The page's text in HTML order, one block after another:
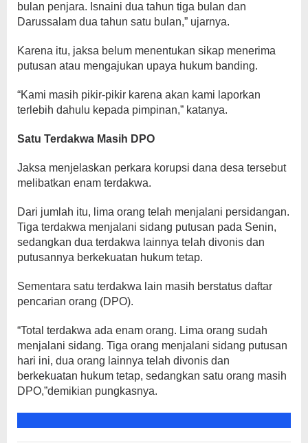
bulan penjara. Isnaini dua tahun tiga bulan dan
Darussalam dua tahun satu bulan,” ujarnya.
Karena itu, jaksa belum menentukan sikap menerima
putusan atau mengajukan upaya hukum banding.
“Kami masih pikir-pikir karena akan kami laporkan
terlebih dahulu kepada pimpinan,” katanya.
Satu Terdakwa Masih DPO
Jaksa menjelaskan perkara korupsi dana desa tersebut
melibatkan enam terdakwa.
Dari jumlah itu, lima orang telah menjalani persidangan.
Tiga terdakwa menjalani sidang putusan pada Senin,
sedangkan dua terdakwa lainnya telah divonis dan
putusannya berkekuatan hukum tetap.
Sementara satu terdakwa lain masih berstatus daftar
pencarian orang (DPO).
“Total terdakwa ada enam orang. Lima orang sudah
menjalani sidang. Tiga orang menjalani sidang putusan
hari ini, dua orang lainnya telah divonis dan
berkekuatan hukum tetap, sedangkan satu orang masih
DPO,”demikian pungkasnya.